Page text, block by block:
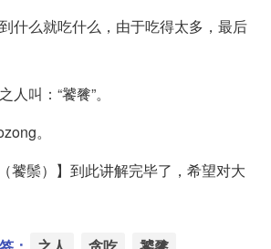
什么就吃什么，由于吃得太多，最后
叫：“饕餮”。
。
饕鬃）】到此讲解完毕了，希望对大